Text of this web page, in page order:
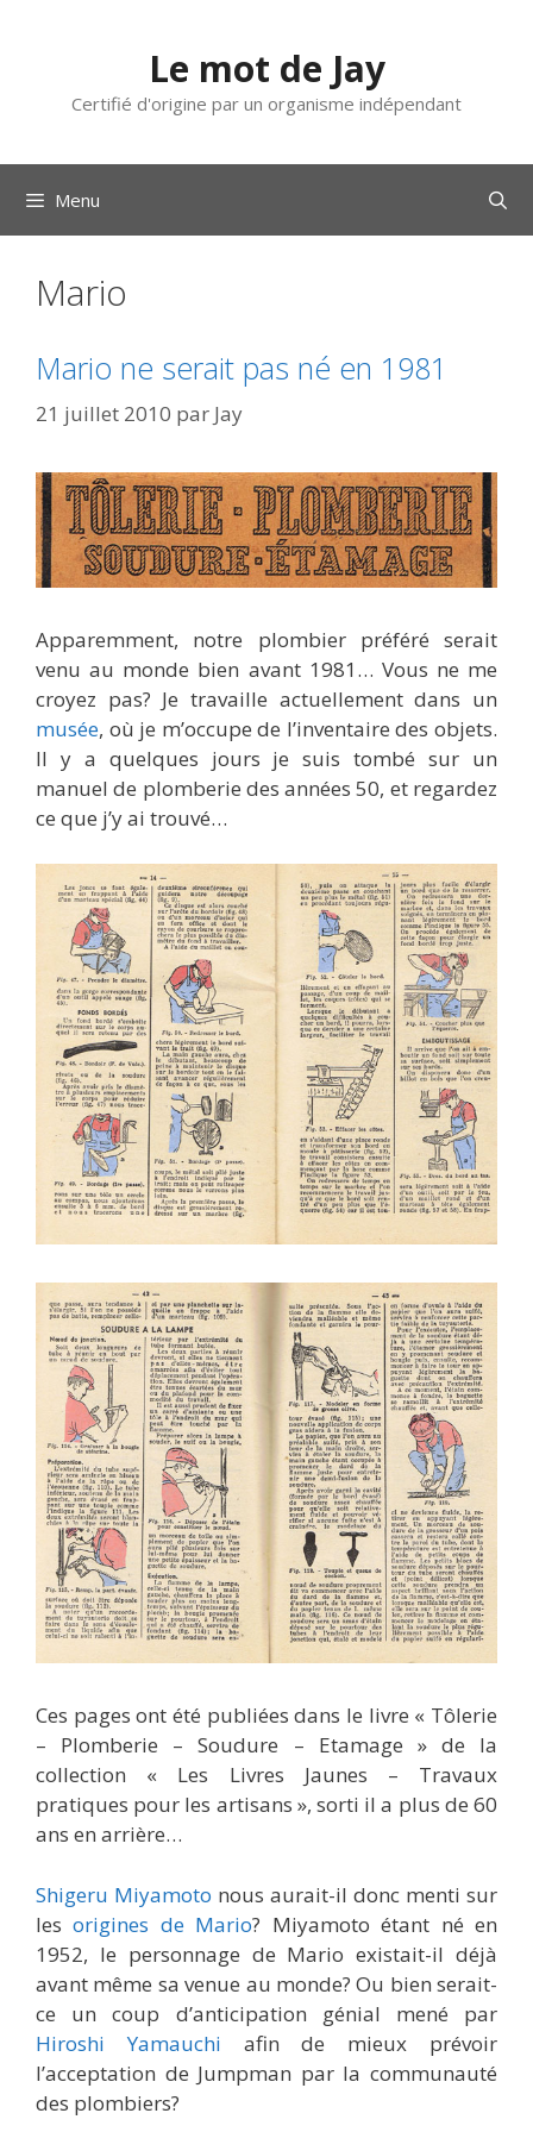
Le mot de Jay
Certifié d'origine par un organisme indépendant
Menu
Mario
Mario ne serait pas né en 1981
21 juillet 2010 par Jay
Apparemment, notre plombier préféré serait
venu au monde bien avant 1981… Vous ne me
croyez pas? Je travaille actuellement dans un
musée, où je m’occupe de l’inventaire des objets.
Il y a quelques jours je suis tombé sur un
manuel de plomberie des années 50, et regardez
ce que j’y ai trouvé…
Ces pages ont été publiées dans le livre « Tôlerie
– Plomberie – Soudure – Etamage » de la
collection « Les Livres Jaunes – Travaux
pratiques pour les artisans », sorti il a plus de 60
ans en arrière…
Shigeru Miyamoto nous aurait-il donc menti sur
lesorigines de Mario? Miyamoto étant né en
1952, le personnage de Mario existait-il déjà
avant même sa venue au monde? Ou bien serait-
ce un coup d’anticipation génial mené par
Hiroshi Yamauchi afin de mieux prévoir
l’acceptation de Jumpman par la communauté
des plombiers?